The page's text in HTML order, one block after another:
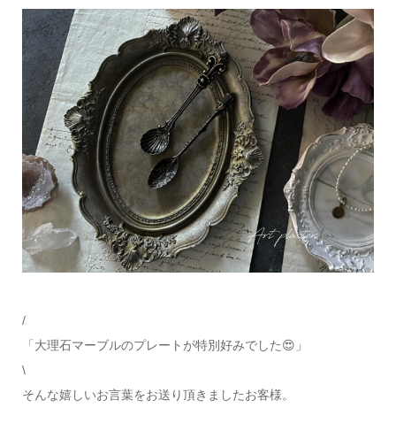
/
「大理石マーブルのプレートが特別好みでした😍」
\
そんな嬉しいお言葉をお送り頂きましたお客様。